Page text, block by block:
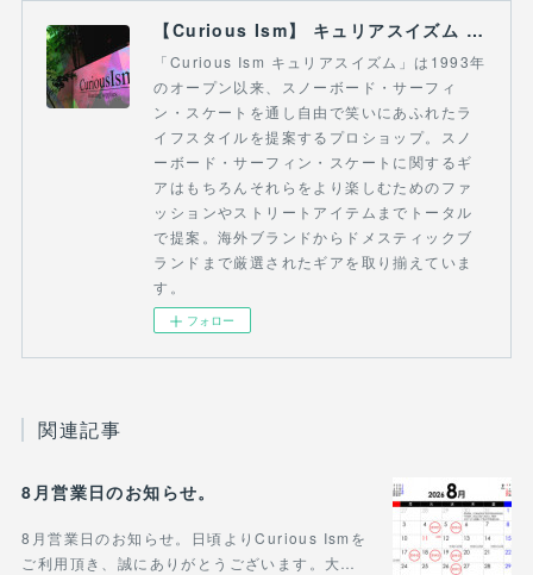
【Curious Ism】 キュリアスイズム l スノーボードショップ サーフショップ 福島県 会津若松市 郡山市 通販
「Curious Ism キュリアスイズム」は1993年
のオープン以来、スノーボード・サーフィ
ン・スケートを通し自由で笑いにあふれたラ
イフスタイルを提案するプロショップ。スノ
ーボード・サーフィン・スケートに関するギ
アはもちろんそれらをより楽しむためのファ
ッションやストリートアイテムまでトータル
で提案。海外ブランドからドメスティックブ
ランドまで厳選されたギアを取り揃えていま
す。
フォロー
関連記事
8月営業日のお知らせ。
8月営業日のお知らせ。日頃よりCurious Ismを
ご利用頂き、誠にありがとうございます。大…